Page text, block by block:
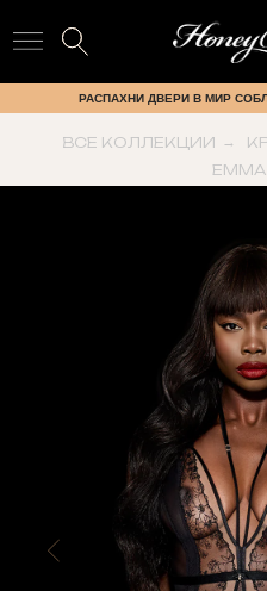
РАСПАХНИ ДВЕРИ В МИР
ВСЕ КОЛЛЕКЦИИ →